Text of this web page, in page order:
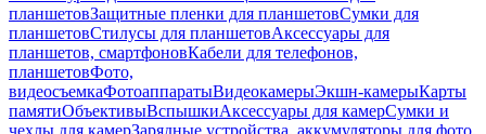
планшетовЗащитные пленки для планшетовСумки для
планшетовСтилусы для планшетовАксессуары для
планшетов, смартфоновКабели для телефонов,
планшетовФото,
видеосъемкаФотоаппаратыВидеокамерыЭкшн-камерыКарты
памятиОбъективыВспышкиАксессуары для камерСумки и
чехлы для камерЗарядные устройства, аккумуляторы для фото,